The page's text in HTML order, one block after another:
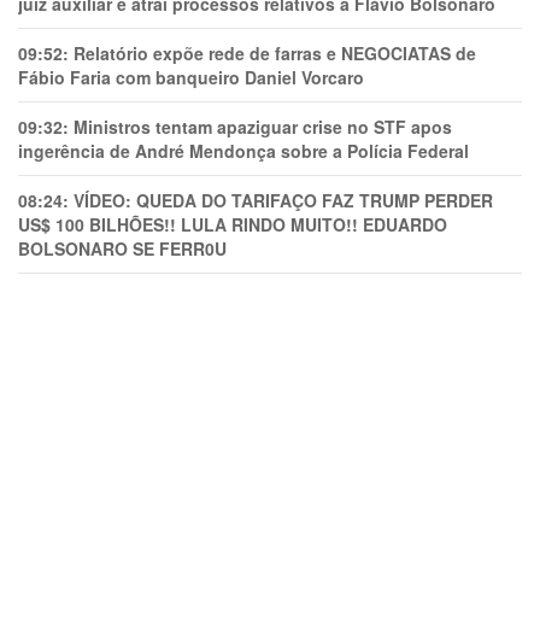
09:52: Relatório expõe rede de farras e NEGOCIATAS de
Fábio Faria com banqueiro Daniel Vorcaro
09:32: Ministros tentam apaziguar crise no STF apos
ingerência de André Mendonça sobre a Polícia Federal
08:24: VÍDEO: QUEDA DO TARIFAÇO FAZ TRUMP PERDER
US$ 100 BILHÕES!! LULA RINDO MUITO!! EDUARDO
BOLSONARO SE FERR0U